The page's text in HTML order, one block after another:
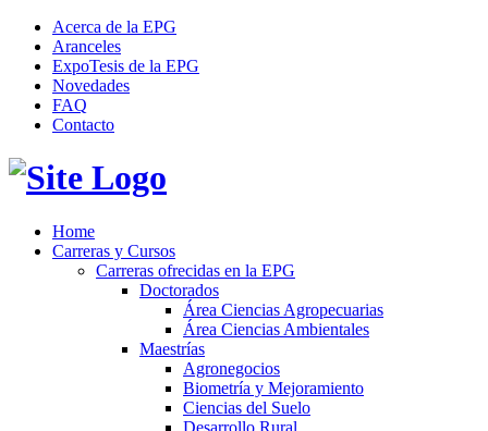
Acerca de la EPG
Aranceles
ExpoTesis de la EPG
Novedades
FAQ
Contacto
Home
Carreras y Cursos
Carreras ofrecidas en la EPG
Doctorados
Área Ciencias Agropecuarias
Área Ciencias Ambientales
Maestrías
Agronegocios
Biometría y Mejoramiento
Ciencias del Suelo
Desarrollo Rural